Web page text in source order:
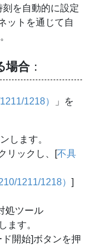
を自動的に設定
ットを通じて自
場合 ：
1218）
」を
します。
リックし、[不具
1211/1218） ]
処ツール
ます。
開始]ボタンを押